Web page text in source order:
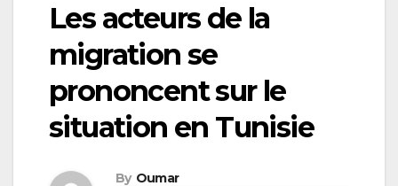
Les acteurs de la
migration se
prononcent sur le
situation en Tunisie
By Oumar